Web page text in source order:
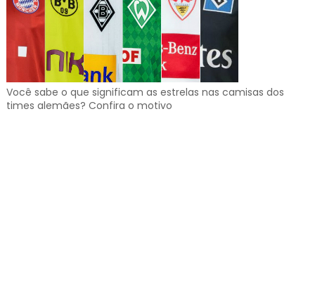
Você sabe o que significam as estrelas nas camisas dos
times alemães? Confira o motivo